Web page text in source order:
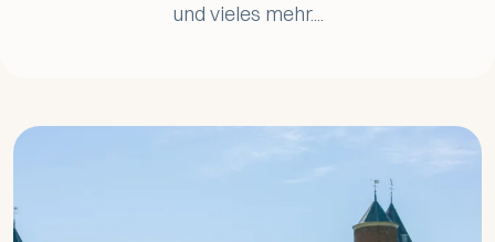
und vieles mehr....